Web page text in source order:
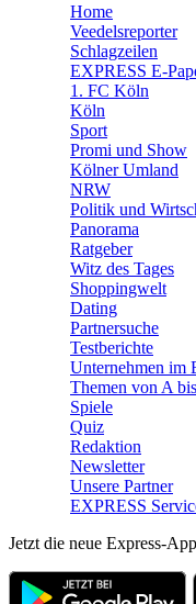
🛒
Home
Veedelsreporter
Schlagzeilen
EXPRESS E-
1. FC Köln
Köln
Sport
Promi und Show
Kölner Umland
NRW
Politik und
Panorama
Ratgeber
Witz des Tages
Shoppingwelt
Dating
Partnersuche
Testberichte
Unternehmen im
Themen von A
Spiele
Quiz
Redaktion
Newsletter
Unsere Partner
EXPRESS
Jetzt die neue Express-